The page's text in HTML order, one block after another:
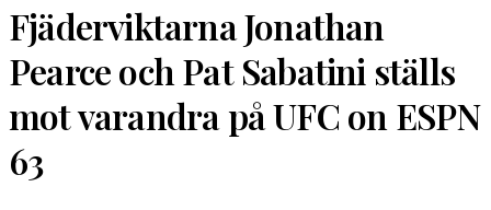
Fjäderviktarna Jonathan
Pearce och Pat Sabatini ställs
mot varandra på UFC on ESPN
63